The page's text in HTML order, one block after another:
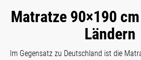
Matratze 90×190
Ländern
Im Gegensatz zu Deutschland ist die